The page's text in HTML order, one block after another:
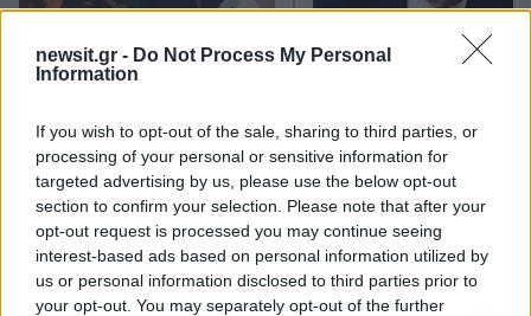
newsit.gr - Do Not Process My Personal
Information
If you wish to opt-out of the sale, sharing to third parties, or
processing of your personal or sensitive information for
targeted advertising by us, please use the below opt-out
section to confirm your selection. Please note that after your
opt-out request is processed you may continue seeing
interest-based ads based on personal information utilized by
us or personal information disclosed to third parties prior to
your opt-out. You may separately opt-out of the further
Σχόλια
Στη ΓΑΔΑ η 46χρονη που
κατηγορείται για
της Μαρφίν - Μεταφέρθηκε
απευθείας από το
αεροδρόμιο
Τραμπ: «Ο πόλεμος με
τα Στενά του